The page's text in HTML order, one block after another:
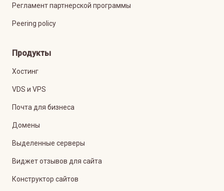
Регламент партнерской программы
Peering policy
Продукты
Хостинг
VDS и VPS
Почта для бизнеса
Домены
Выделенные серверы
Виджет отзывов для сайта
Конструктор сайтов